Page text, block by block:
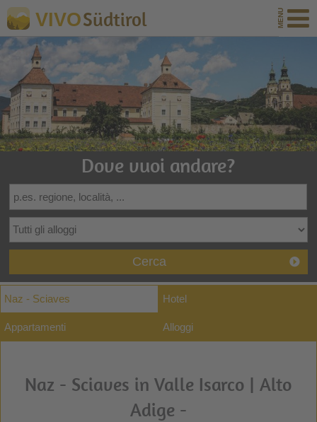
VIVOSüdtirol
Dove vuoi andare?
Cerca
Naz - Sciaves Hotel
Appartamenti Alloggi
Naz - Sciaves in Valle Isarco | Alto
Adige -